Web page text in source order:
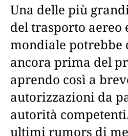
Una delle più
del trasporto aereo
mondiale potrebbe
ancora prima del
aprendo così a
autorizzazioni da
autorità
ultimi rumors di